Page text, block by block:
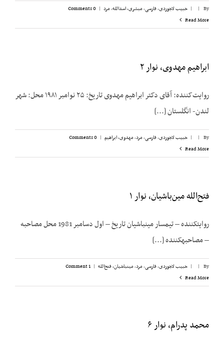
By
|
| حبیب لاجوردی,فارسی,مبشری، اسدالله,مرد |
0 Comments
Read More
ابراهیم مهدوی، نوار ۲
روایت‌کننده: آقای دکتر ابراهیم مهدوی تاریخ: ۲۵ نوامبر ۱۹۸۱ محل: شهر
لندن- انگلستان [...]
By
|
| حبیب لاجوردی,فارسی,مرد,مهدوی، ابراهیم |
0 Comments
Read More
فتح‌الله مین‌باشیان، نوار ۱
روایت­کننده – تیمسار مین­باشیان تاریخ – اول دسامبر 1981 محل مصاحبه
– مصاحبه­کننده [...]
By
|
| حبیب لاجوردی,فارسی,مرد,مینباشیان، فتح‌الله |
1 Comment
Read More
محمد پدرام، نوار ۶